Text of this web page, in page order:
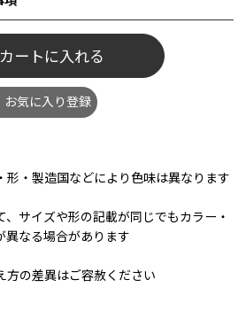
カートに入れる
お気に入り登録
形・製造国などにより色味は異なります
サイズや形の記載が同じでもカラー・
異なる場合があります
方の差異はご容赦ください